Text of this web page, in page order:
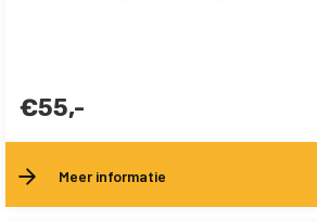
€55,-
Meer informatie